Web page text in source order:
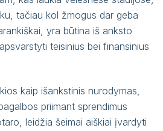
tačiau kol žmogus dar geba
yra būtina iš anksto
teisinius bei finansinius
kaip išankstinis nurodymas,
priimant sprendimus
leidžia šeimai aiškiai įvardyti